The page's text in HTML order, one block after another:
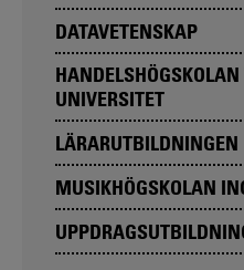
DATAVETENSKAP
UNIVERSITET
LÄRARUTBILDNINGEN
MUSIKHÖGSKOLAN